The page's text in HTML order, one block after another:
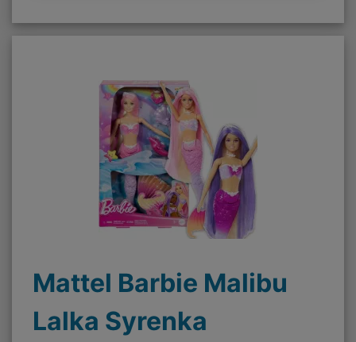
Mattel Barbie Malibu
Lalka Syrenka